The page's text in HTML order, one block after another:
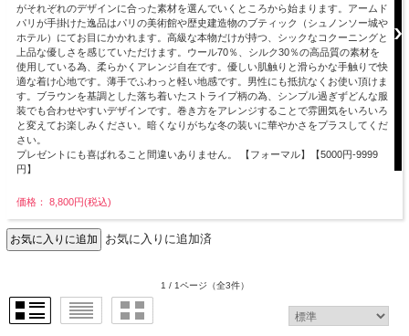
がそれぞれのデザインに合った素材を選んでいくところから始まります。アームド
パリが手掛けた逸品はパリの美術館や歴史建造物のブティック（シュノンソー城や
ホテル）にてお目にかかれます。高級な本物だけが持つ、シックなコクーニングと
上品な優しさを感じていただけます。ウール70％、シルク30％の高品質の素材を
使用している為、柔らかくアレンジ自在です。優しい肌触りと滑らかな手触りで快
適な着け心地です。薄手でふわっと軽い地感です。男性にも抵抗なくお使い頂けま
す。ブラウンを基調とした落ち着いたストライプ柄の為、シンプル過ぎずどんな服
装でも合わせやすいデザインです。巻き方をアレンジすることで雰囲気をいろいろ
と変えてお楽しみください。暗くなりがちな冬の装いに華やかさをプラスしてくだ
さい。
プレゼントにも喜ばれること間違いありません。 【フォーマル】【5000円-9999
円】
価格： 8,800円(税込)
お気に入りに追加済
1 / 1ページ （全3件）